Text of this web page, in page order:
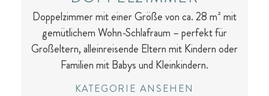
Doppelzimmer mit einer Größe von ca. 28 m² mit
gemütlichem Wohn-Schlafraum – perfekt für
Großeltern, alleinreisende Eltern mit Kindern oder
Familien mit Babys und Kleinkindern.
KATEGORIE ANSEHEN
Hotelurlaub - 5 Gründe
Streichelzoo
Spa für Mama & Papa
Familien mit Hund